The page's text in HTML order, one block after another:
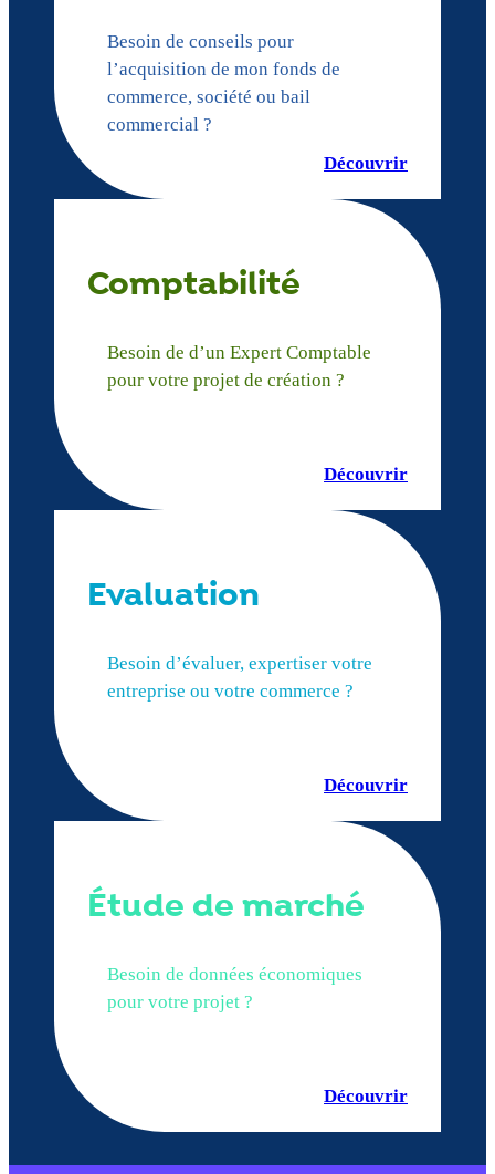
Besoin de conseils pour
l’acquisition de mon fonds de
commerce, société ou bail
commercial ?
Découvrir
Comptabilité
Besoin de d’un Expert Comptable
pour votre projet de création ?
Découvrir
Evaluation
Besoin d’évaluer, expertiser votre
entreprise ou votre commerce ?
Découvrir
Étude de marché
Besoin de données économiques
pour votre projet ?
Découvrir